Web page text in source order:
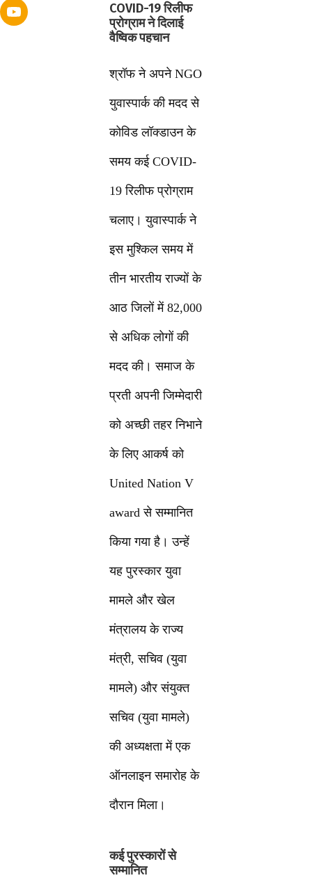
COVID-19 रिलीफ
प्रोग्राम ने दिलाई
वैष्विक पहचान
श्रॉफ ने अपने NGO
युवास्पार्क की मदद से
कोविड लॉक्डाउन के
समय कई COVID-
19 रिलीफ प्रोग्राम
चलाए। युवास्पार्क ने
इस मुश्किल समय में
तीन भारतीय राज्यों के
आठ जिलों में 82,000
से अधिक लोगों की
मदद की। समाज के
प्रती अपनी जिम्मेदारी
को अच्छी तहर निभाने
के लिए आकर्ष को
United Nation V
award से सम्मानित
किया गया है। उन्हें
यह पुरस्कार युवा
मामले और खेल
मंत्रालय के राज्य
मंत्री, सचिव (युवा
मामले) और संयुक्त
सचिव (युवा मामले)
की अध्यक्षता में एक
ऑनलाइन समारोह के
दौरान मिला।
कई पुरस्कारों से
सम्मानित